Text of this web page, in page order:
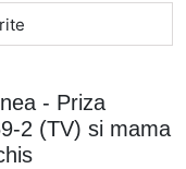
- Priza
2 (TV) si mama